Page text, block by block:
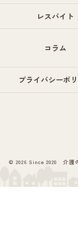
レスパイト
コラム
プライバシーポ
© 2026 Since 2020 介護